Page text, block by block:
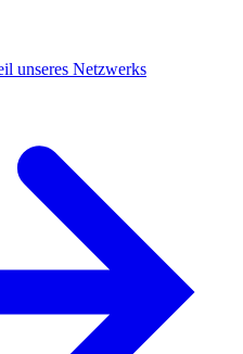
unseres Netzwerks